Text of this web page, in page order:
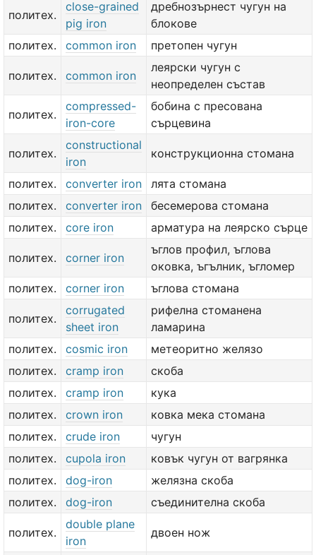
политех.
close-grained
pig iron
дребнозърнест чугун на
блокове
политех.
common iron претопен чугун
политех. common iron
леярски чугун с
неопределен състав
политех.
compressed-
iron-core
бобина с пресована
сърцевина
политех.
constructional
iron
конструкционна стомана
политех. converter iron
лята стомана
политех.
converter iron
бесемерова стомана
политех.
core iron арматура на леярско сърце
политех. corner iron
ъглов профил, ъглова
оковка, ъгълник, ъгломер
политех.
corner iron ъглова стомана
политех.
corrugated
sheet iron
рифелна стоманена
ламарина
политех.
cosmic iron
метеоритно желязо
политех.
cramp iron
скоба
политех.
cramp iron
кука
политех.
crown iron
ковка мека стомана
политех.
crude iron
чугун
политех.
cupola iron
ковък чугун от вагрянка
политех.
dog-iron
желязна скоба
политех.
dog-iron съединителна скоба
политех.
double plane
iron
двоен нож